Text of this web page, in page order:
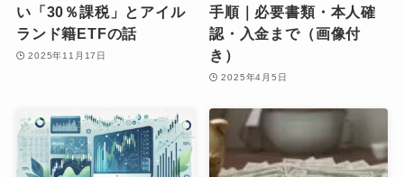
い「30％課税」とアイル
ランド籍ETFの話
2025年11月17日
手順｜必要書類・本人確
認・入金まで（画像付
き）
2025年4月5日